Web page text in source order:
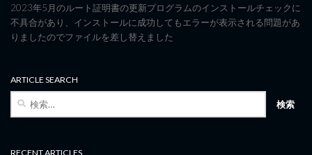
2023年5月のルート証明書の更新プログラムのインストールチェックに
不具合があり、インストールに成功してもエラーが表示される問題があ
りましたのでファイルを差し替えました
ARTICLE SEARCH
検
RECENT ARTICLES